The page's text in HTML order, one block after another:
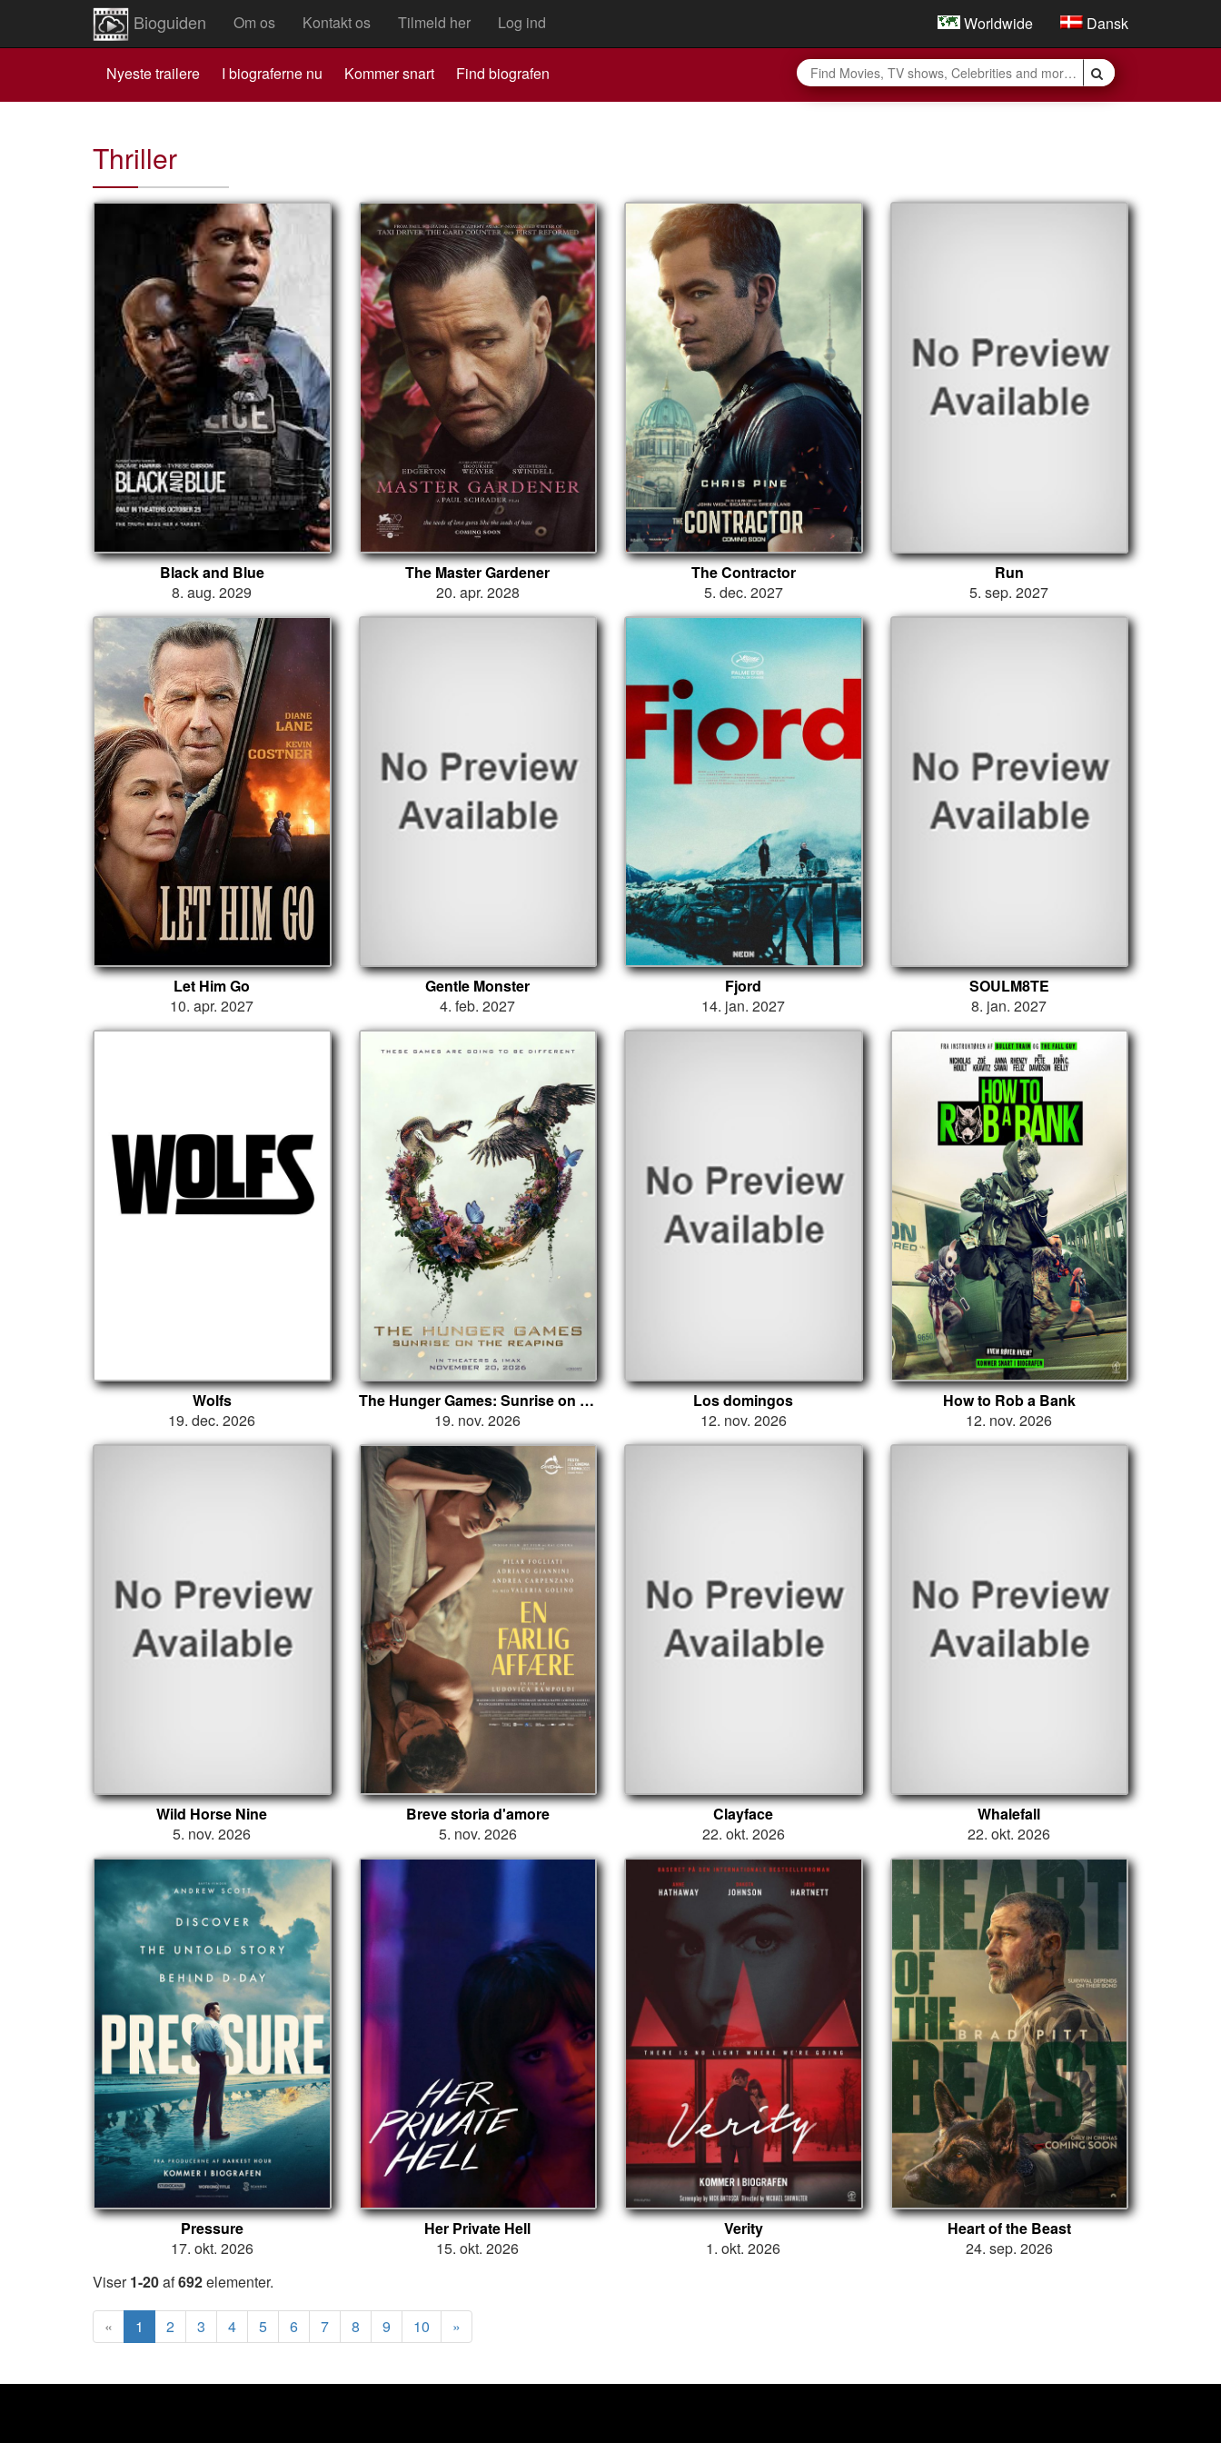
Bioguiden Om os Kontakt os Tilmeld her Log ind Worldwide Dansk
Nyeste trailere I biograferne nu Kommer snart Find biografen
Thriller
Black and Blue
8. aug. 2029
The Master Gardener
20. apr. 2028
The Contractor
5. dec. 2027
Run
5. sep. 2027
Let Him Go
10. apr. 2027
Gentle Monster
4. feb. 2027
Fjord
14. jan. 2027
SOULM8TE
8. jan. 2027
Wolfs
19. dec. 2026
The Hunger Games: Sunrise on the Reaping
19. nov. 2026
Los domingos
12. nov. 2026
How to Rob a Bank
12. nov. 2026
Wild Horse Nine
5. nov. 2026
Breve storia d'amore
5. nov. 2026
Clayface
22. okt. 2026
Whalefall
22. okt. 2026
Pressure
17. okt. 2026
Her Private Hell
15. okt. 2026
Verity
1. okt. 2026
Heart of the Beast
24. sep. 2026
Viser1-20af692elementer.
« 1 2 3 4 5 6 7 8 9 10 »